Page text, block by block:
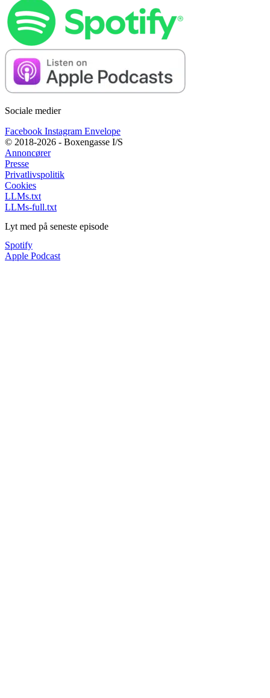
Sociale medier
Facebook Instagram Envelope
© 2018-2026 - Boxengasse I/S
Annoncører
Presse
Privatlivspolitik
Cookies
LLMs.txt
LLMs-full.txt
Lyt med på seneste episode
Spotify
Apple Podcast